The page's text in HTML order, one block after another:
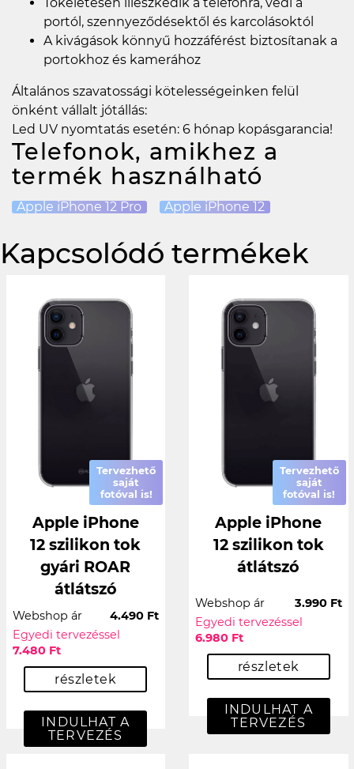
portól, szennyeződésektől és karcolásoktól
A kivágások könnyű hozzáférést biztosítanak a
portokhoz és kamerához
Általános szavatossági kötelességeinken felül
önként vállalt jótállás:
Led UV nyomtatás esetén: 6 hónap kopásgarancia!
Telefonok, amikhez a
termék használható
Apple iPhone 12 Pro Apple iPhone 12
Kapcsolódó termékek
Tervezhető
saját
fotóval is!
Apple iPhone
12 szilikon tok
gyári ROAR
átlátszó
Webshop ár
4.490 Ft
Egyedi tervezéssel
7.480 Ft
részletek
INDULHAT A
TERVEZÉS
Tervezhető
saját
fotóval is!
Apple iPhone
12 szilikon tok
átlátszó
Webshop ár
3.990 Ft
Egyedi tervezéssel
6.980 Ft
részletek
INDULHAT A
TERVEZÉS